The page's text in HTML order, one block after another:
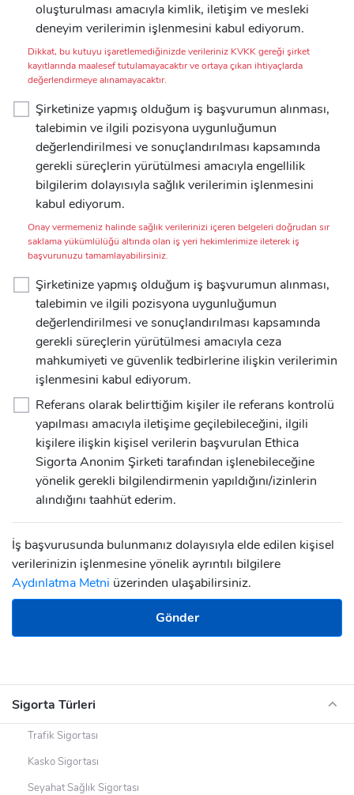
oluşturulması amacıyla kimlik, iletişim ve mesleki
deneyim verilerimin işlenmesini kabul ediyorum.
Dikkat, bu kutuyu işaretlemediğinizde verileriniz KVKK gereği şirket
kayıtlarında maalesef tutulamayacaktır ve ortaya çıkan ihtiyaçlarda
değerlendirmeye alınamayacaktır.
Şirketinize yapmış olduğum iş başvurumun alınması,
talebimin ve ilgili pozisyona uygunluğumun
değerlendirilmesi ve sonuçlandırılması kapsamında
gerekli süreçlerin yürütülmesi amacıyla engellilik
bilgilerim dolayısıyla sağlık verilerimin işlenmesini
kabul ediyorum.
Onay vermemeniz halinde sağlık verilerinizi içeren belgeleri doğrudan sır
saklama yükümlülüğü altında olan iş yeri hekimlerimize ileterek iş
başvurunuzu tamamlayabilirsiniz.
Şirketinize yapmış olduğum iş başvurumun alınması,
talebimin ve ilgili pozisyona uygunluğumun
değerlendirilmesi ve sonuçlandırılması kapsamında
gerekli süreçlerin yürütülmesi amacıyla ceza
mahkumiyeti ve güvenlik tedbirlerine ilişkin verilerimin
işlenmesini kabul ediyorum.
Referans olarak belirttiğim kişiler ile referans kontrolü
yapılması amacıyla iletişime geçilebileceğini, ilgili
kişilere ilişkin kişisel verilerin başvurulan Ethica
Sigorta Anonim Şirketi tarafından işlenebileceğine
yönelik gerekli bilgilendirmenin yapıldığını/izinlerin
alındığını taahhüt ederim.
İş başvurusunda bulunmanız dolayısıyla elde edilen kişisel
verilerinizin işlenmesine yönelik ayrıntılı bilgilere
Aydınlatma Metni üzerinden ulaşabilirsiniz.
Gönder
Sigorta Türleri
Trafik Sigortası
Kasko Sigortası
Seyahat Sağlık Sigortası